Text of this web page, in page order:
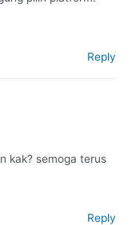
Reply
kak? semoga terus
Reply